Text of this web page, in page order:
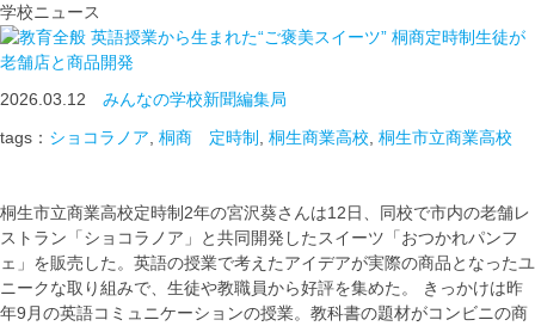
学校ニュース
英語授業から生まれた“ご褒美スイーツ” 桐商定時制生徒が
老舗店と商品開発
2026.03.12 みんなの学校新聞編集局
tags： ショコラノア 桐商 定時制 桐生商業高校 桐生市立商業高校
桐生市立商業高校定時制2年の宮沢葵さんは12日、同校で市内の老舗レ
ストラン「ショコラノア」と共同開発したスイーツ「おつかれパンフ
ェ」を販売した。英語の授業で考えたアイデアが実際の商品となったユ
ニークな取り組みで、生徒や教職員から好評を集めた。 きっかけは昨
年9月の英語コミュニケーションの授業。教科書の題材がコンビニの商